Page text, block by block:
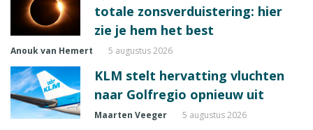
totale zonsverduistering: hier
zie je hem het best
Anouk van Hemert 5 augustus 2026
KLM stelt hervatting vluchten
naar Golfregio opnieuw uit
Maarten Veeger 5 augustus 2026